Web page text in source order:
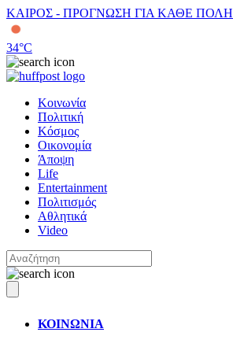
ΚΑΙΡΟΣ - ΠΡΟΓΝΩΣΗ ΓΙΑ ΚΑΘΕ ΠΟΛΗ
34°C
Κοινωνία
Πολιτική
Κόσμος
Οικονομία
Άποψη
Life
Entertainment
Πολιτισμός
Αθλητικά
Video
ΚΟΙΝΩΝΙΑ